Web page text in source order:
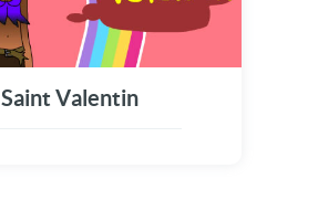
Saint Valentin